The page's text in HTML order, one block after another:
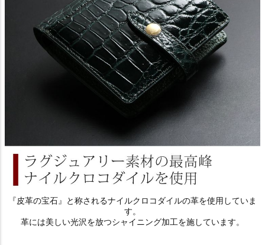
『皮革の宝石』と称されるナイルクロコダイルの革を使用していま
す。
革には美しい光沢を放つシャイニング加工を施しています。